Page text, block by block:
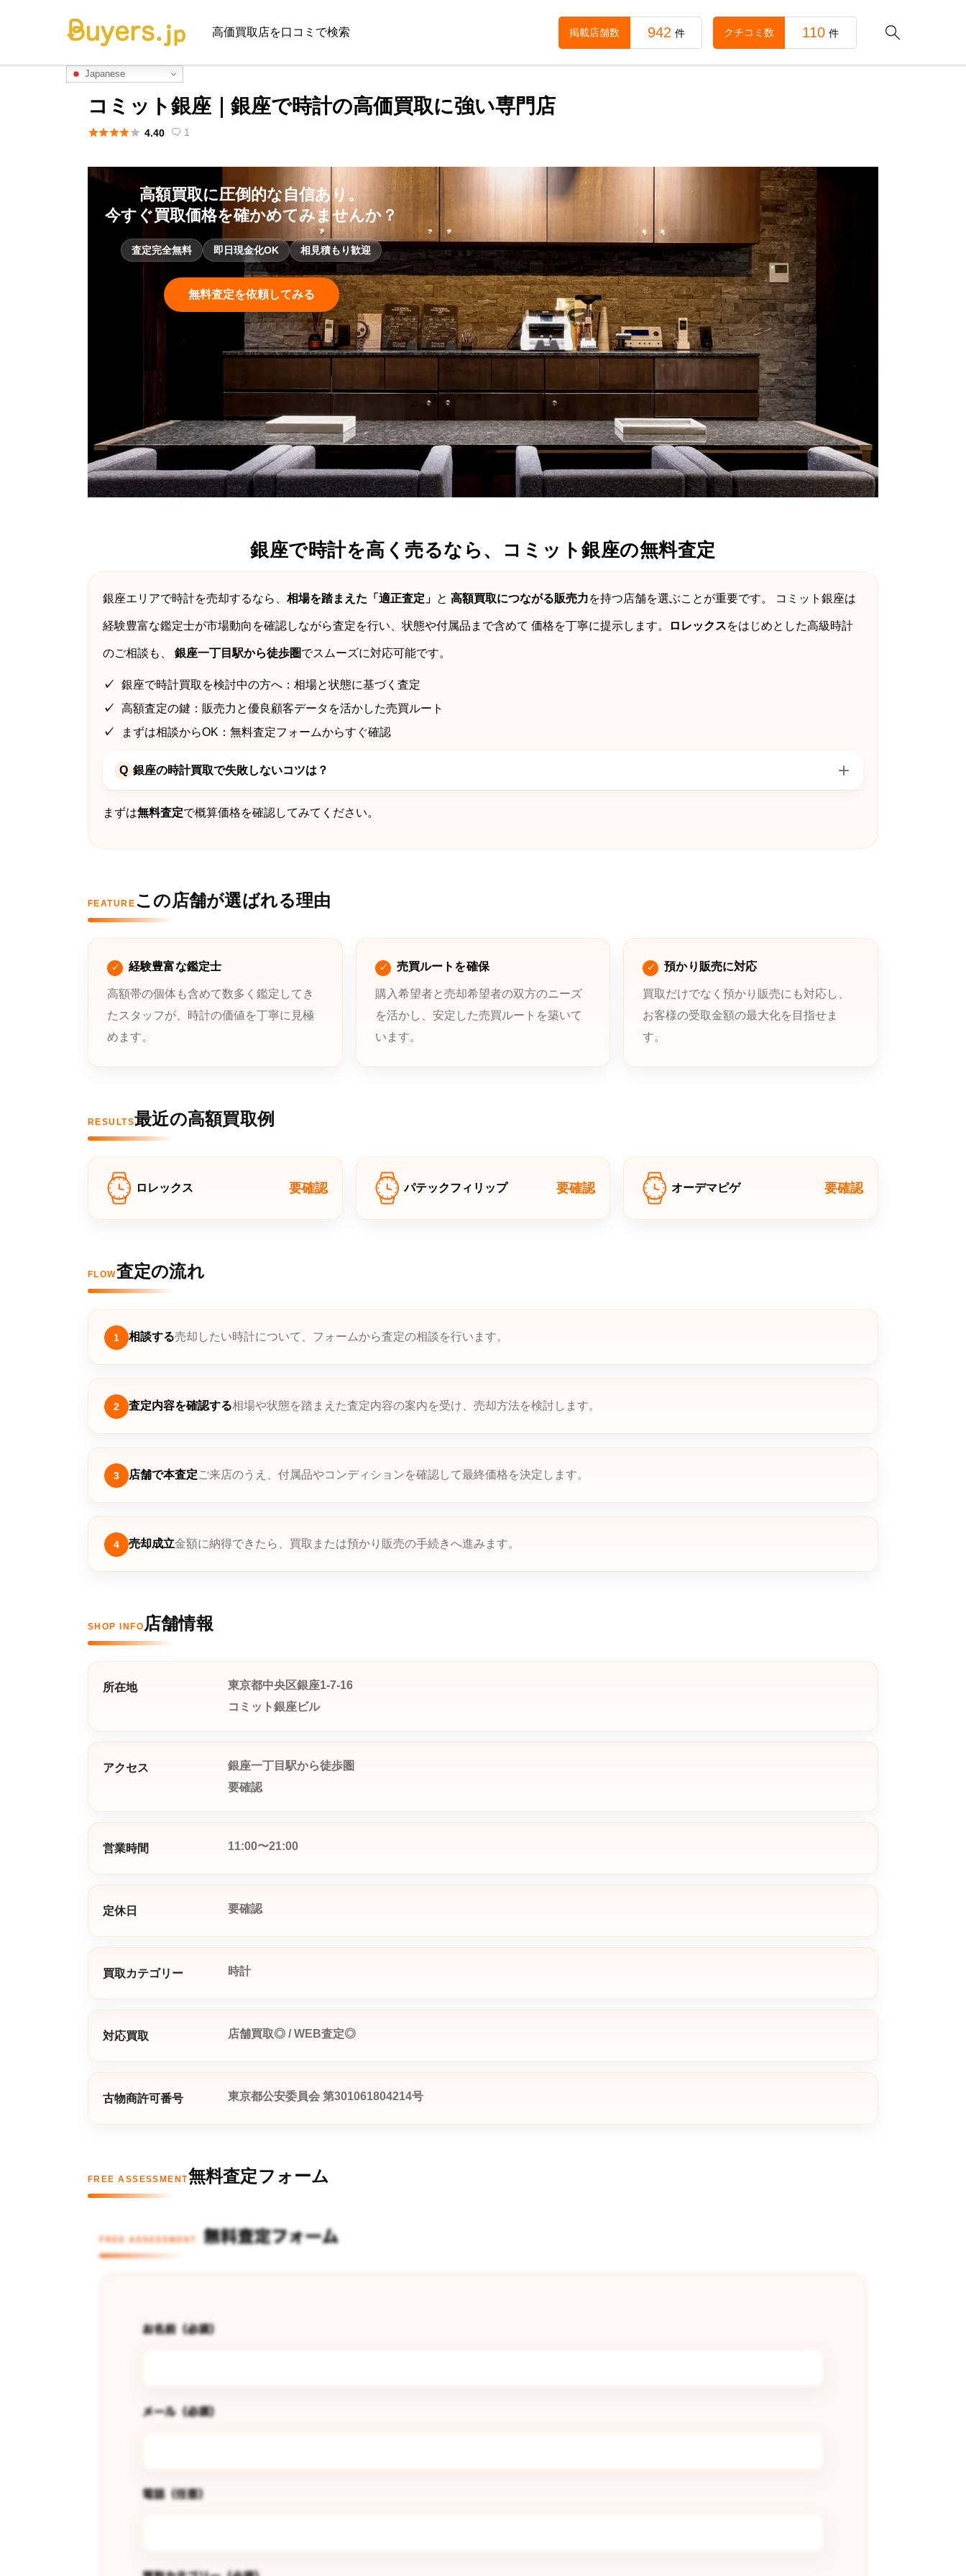
高価買取店を口コミで検索 
掲載店舗数 942 件 クチコミ数 110 件
Japanese
コミット銀座｜銀座で時計の高価買取に強い専門店
 4.40  1
高額買取に圧倒的な自信あり。
今すぐ買取価格を確かめてみませんか？
査定完全無料 即日現金化OK 相見積もり歓迎
無料査定を依頼してみる
銀座で時計を高く売るなら、コミット銀座の無料査定
銀座エリアで時計を売却するなら、 相場を踏まえた「適正査定」 と 高額買取につながる販売力を持つ店舗を選ぶことが重要です。 コミット銀座は
経験豊富な鑑定士が市場動向を確認しながら査定を行い、状態や付属品まで含めて 価格を丁寧に提示します。 ロレックスをはじめとした高級時計
のご相談も、 銀座一丁目駅から徒歩圏でスムーズに対応可能です。
銀座で時計買取を検討中の方へ：相場と状態に基づく査定
高額査定の鍵：販売力と優良顧客データを活かした売買ルート
まずは相談からOK：無料査定フォームからすぐ確認
Q 銀座の時計買取で失敗しないコツは？
まずは無料査定で概算価格を確認してみてください。
FEATURE この店舗が選ばれる理由
経験豊富な鑑定士
高額帯の個体も含めて数多く鑑定してき
たスタッフが、時計の価値を丁寧に見極
めます。
売買ルートを確保
購入希望者と売却希望者の双方のニーズ
を活かし、安定した売買ルートを築いて
います。
預かり販売に対応
買取だけでなく預かり販売にも対応し、
お客様の受取金額の最大化を目指せま
す。
RESULTS最近の高額買取例
ロレックス 要確認 パテックフィリップ 要確認 オーデマピゲ 要確認
FLOW査定の流れ
1 相談する売却したい時計について、フォームから査定の相談を行います。
2 査定内容を確認する相場や状態を踏まえた査定内容の案内を受け、売却方法を検討します。
3 店舗で本査定ご来店のうえ、付属品やコンディションを確認して最終価格を決定します。
4 売却成立金額に納得できたら、買取または預かり販売の手続きへ進みます。
SHOP INFO 店舗情報
所在地
東京都中央区銀座1-7-16
コミット銀座ビル
アクセス
銀座一丁目駅から徒歩圏
要確認
営業時間 11:00〜21:00
定休日 要確認
買取カテゴリー 時計
対応買取 店舗買取◎ / WEB査定◎
古物商許可番号 東京都公安委員会 第301061804214号
FREE ASSESSMENT無料査定フォーム